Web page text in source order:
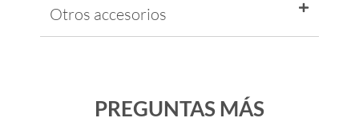
Otros accesorios
PREGUNTAS MÁS